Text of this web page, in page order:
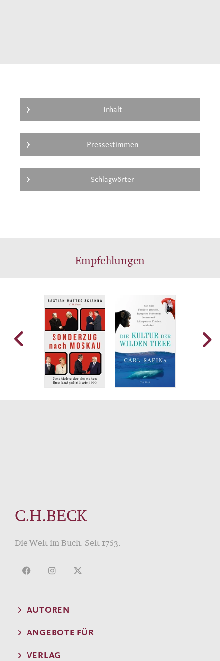
Inhalt
Pressestimmen
Schlagwörter
Empfehlungen
C.H.BECK
Die Welt im Buch. Seit 1763.
AUTOREN
ANGEBOTE FÜR
VERLAG